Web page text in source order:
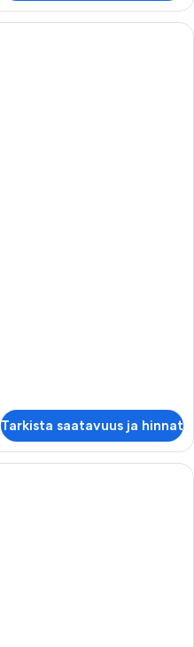
Tarkista saatavuus ja hinnat